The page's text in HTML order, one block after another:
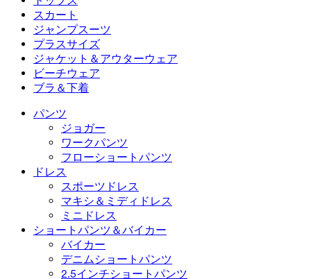
2.5インチショートパンツ
ワイドレッグジーンズ
デニムショートパンツ
デニムスカート
デニムレギンス
ヒップアップレギンス
ヨガレギンス
トップス
スポーツブラ
Tシャツ
スカート
スカート
アクティブスカート
ミニスカート
マキシ＆ミディスカート
ジャンプスーツ
ジャンプスーツ
オーバーオール
ロンパース
プラスサイズ
プラスサイズ
プラスサイズボトムス
プラスサイズトップス
プラスサイズドレス
ジャケット＆アウターウェア
ジャケット＆アウターウェア
ジャケット＆アウターウェア
アウターウェア
ビーチウェア
ビーチウェア
水着トップス
水着ボトムス
水着セット
ブラ＆下着
ブラ＆下着
ブラ
下着
パンツ
ジョガー
ワークパンツ
フローショートパンツ
ドレス
スポーツドレス
マキシ＆ミディドレス
ミニドレス
ショートパンツ＆バイカー
バイカー
デニムショートパンツ
2.5インチショートパンツ